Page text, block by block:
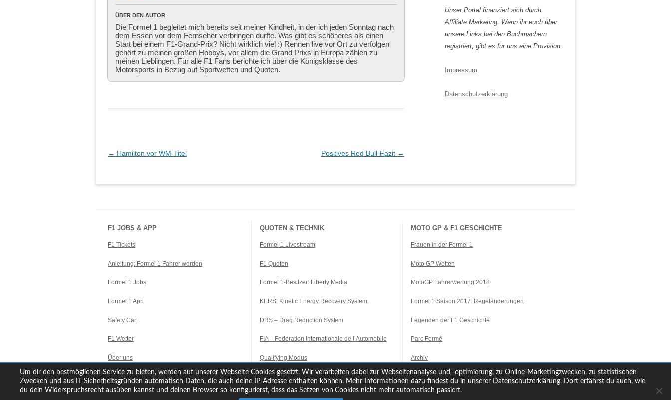
ÜBER DEN AUTOR
Die Formel 1 begleitet mich bereits seit meiner Kindheit, in der ich jeden Sonntag nach
dem Essen vor dem Fernseher verbringen durfte. Was gibt es schöneres als einen
Start bei einem F1-Grand-Prix? Nicht wirklich viel :) Rennen live vor Ort zu verfolgen
gehört zu meinen großen Hobbys, vor allem die Grand Prixs in Europa zählen zu
meinen Lieblingen. Für alle F1 Fans berichte ich über die Königsklasse des
Motorsports in Bezug auf Sportwetten und Quoten.
Beitragsnavigation
← Hamilton vor WM-Titel Positives Red Bull-Fazit →
Unser Portal finanziert sich durch
Affiliate Marketing. Wenn ihr euch über
unsere Links bei den Buchmachern
registriert, gibt es für uns eine Provision.
Impressum
Datenschutzerklärung
F1 JOBS & APP
F1 Tickets
Anleitung: Formel 1 Fahrer werden
Formel 1 Jobs
Formel 1 App
Safety Car
F1 Wetter
Über uns
Kontakt
QUOTEN & TECHNIK
Formel 1 Livestream
F1 Quoten
Formel 1-Besitzer: Liberty Media
KERS: Kinetic Energy Recovery System
DRS – Drag Reduction System
FIA – Federation Internationale de l’Automobile
Qualifying Modus
MOTO GP & F1 GESCHICHTE
Frauen in der Formel 1
Moto GP Wetten
MotoGP Fahrerwertung 2018
Formel 1 Saison 2017: Regeländerungen
Legenden der F1 Geschichte
Parc Fermé
Archiv
Um dir den bestmöglichen Service zu bieten, werden auf unserer Webseite Cookies gesetzt. Wir verarbeiten dabei zur Webseitenanalyse und -optimierung, zu Online-Marketingzwecken, zu statistischen
Zwecken und aus IT-Sicherheitsgründen automatisch Daten, die auch deine IP-Adresse enthalten können. Mehr Informationen dazu findest du in unserer Datenschutzerklärung. Dort erfährst du auch, wie
du dein Widerspruchsrecht ausüben kannst und deinen Browser so konfigurierst, dass das Setzen von Cookies nicht mehr automatisch passiert.